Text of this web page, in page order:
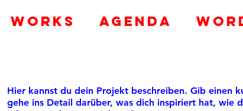
Works Agenda
Hier kannst du dein Projekt beschreiben. Gib einen
gehe ins Detail darüber, was dich inspiriert hat, wie